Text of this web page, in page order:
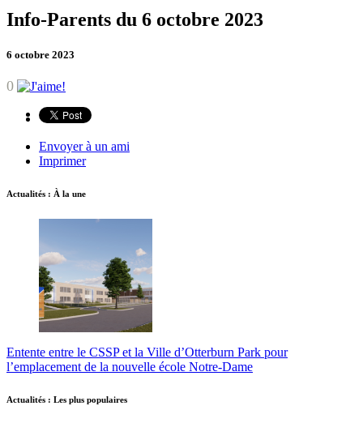
Info-Parents du 6 octobre 2023
6 octobre 2023
0
Envoyer à un ami
Imprimer
Actualités : À la une
Entente entre le CSSP et la Ville d’Otterburn Park pour
l’emplacement de la nouvelle école Notre-Dame
Actualités : Les plus populaires